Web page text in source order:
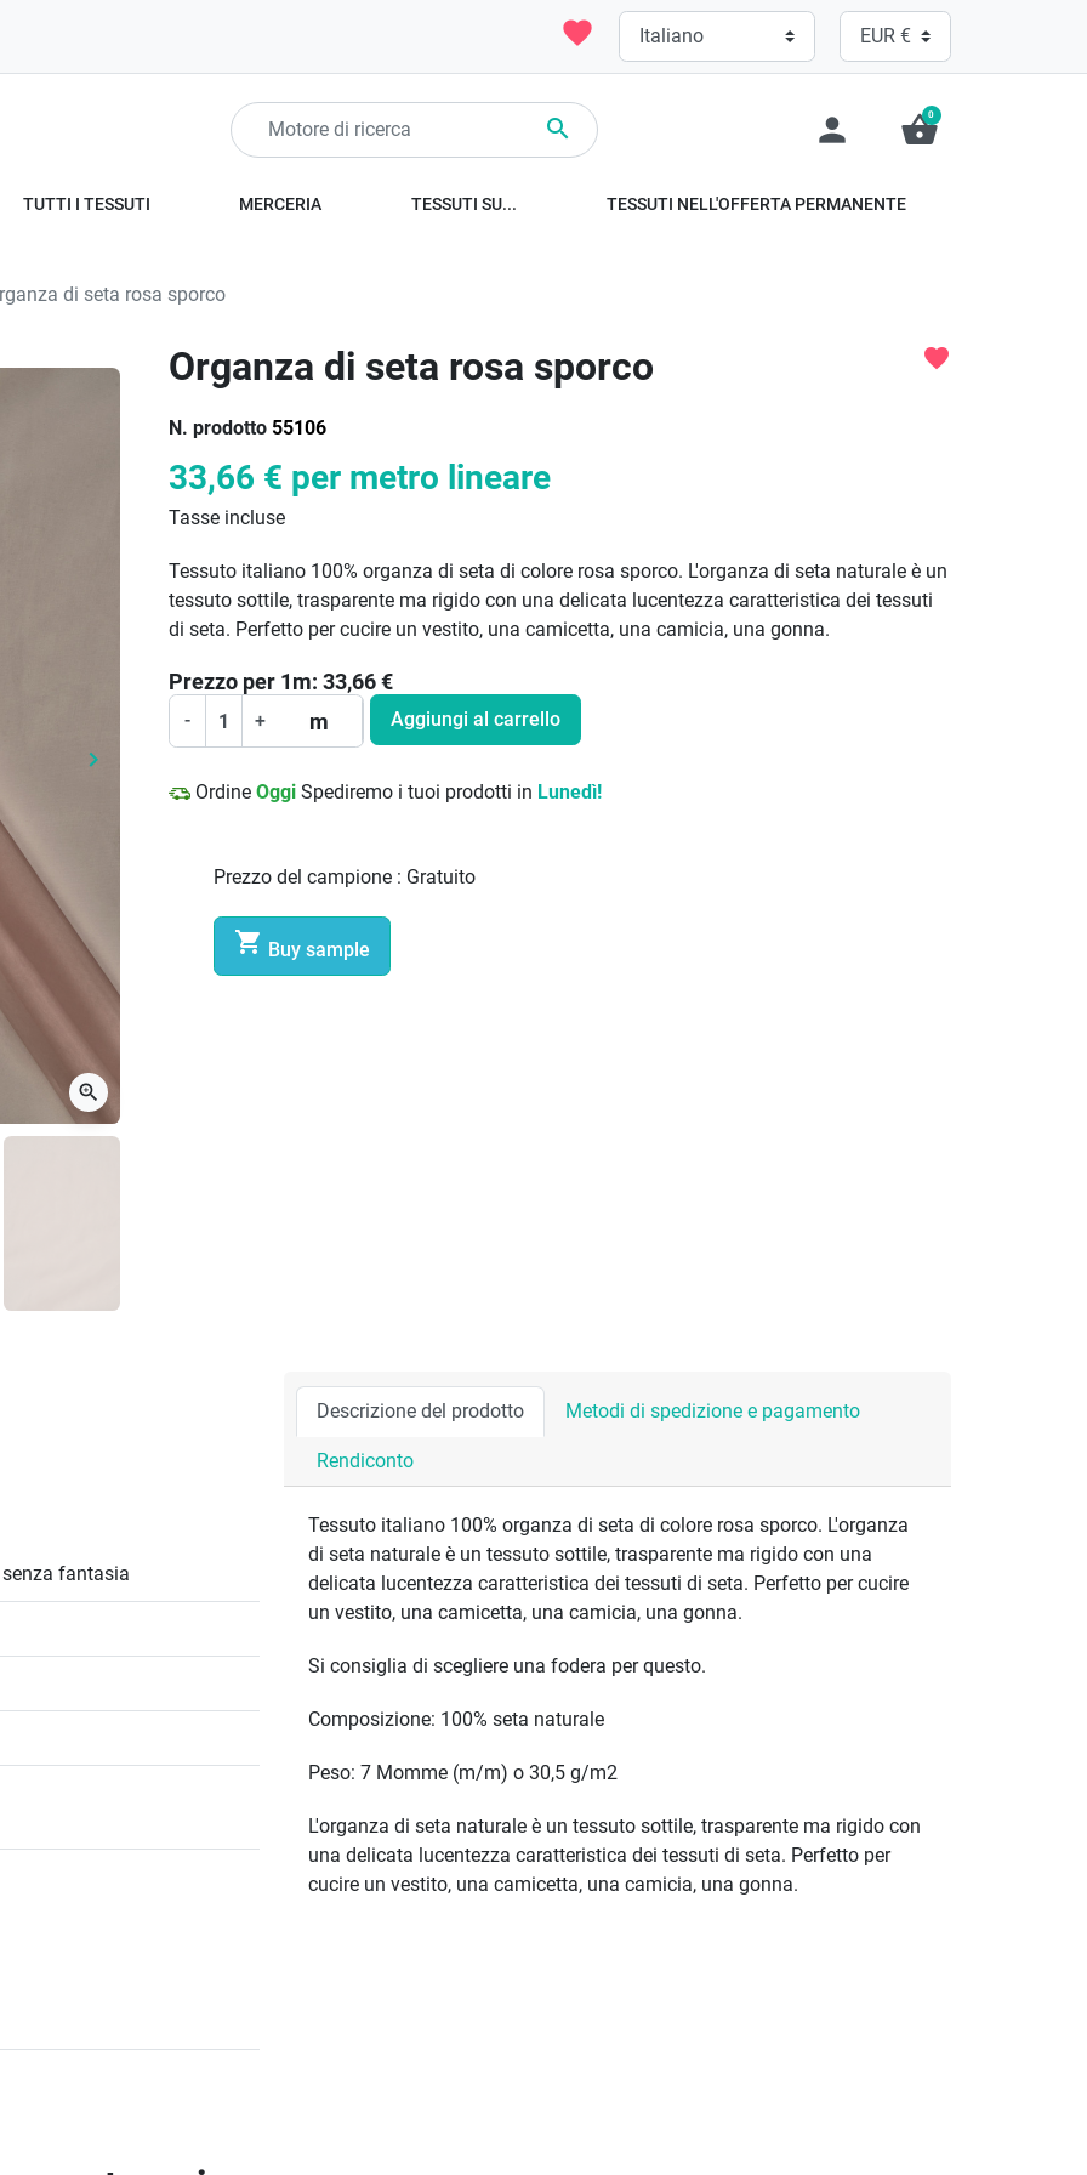
favorite
 person shopping_basket
0
TUTTI I TESSUTI MERCERIA TESSUTI SU... TESSUTI NELL'OFFERTA PERMANENTE
di seta rosa sporco
Prossimo
keyboard_arrow_right
zoom_in
Organza di seta rosa sporco
N. prodotto 55106
favorite
33,66 € per metro lineare
Tasse incluse
Tessuto italiano 100% organza di seta di colore rosa sporco. L'organza di seta naturale è un
tessuto sottile, trasparente ma rigido con una delicata lucentezza caratteristica dei tessuti
di seta. Perfetto per cucire un vestito, una camicetta, una camicia, una gonna.
Prezzo per 1m: 33,66€
- + m Aggiungi al carrello
Ordine Oggi Spediremo i tuoi prodotti in Lunedì!
Prezzo del campione : Gratuito
 Buy sample
fantasia
Descrizione del prodotto Metodi di spedizione e pagamento
Rendiconto
Tessuto italiano 100% organza di seta di colore rosa sporco. L'organza
di seta naturale è un tessuto sottile, trasparente ma rigido con una
delicata lucentezza caratteristica dei tessuti di seta. Perfetto per cucire
un vestito, una camicetta, una camicia, una gonna.
Si consiglia di scegliere una fodera per questo.
Composizione: 100% seta naturale
Peso: 7 Momme (m/m) o 30,5 g/m2
L'organza di seta naturale è un tessuto sottile, trasparente ma rigido con
una delicata lucentezza caratteristica dei tessuti di seta. Perfetto per
cucire un vestito, una camicetta, una camicia, una gonna.